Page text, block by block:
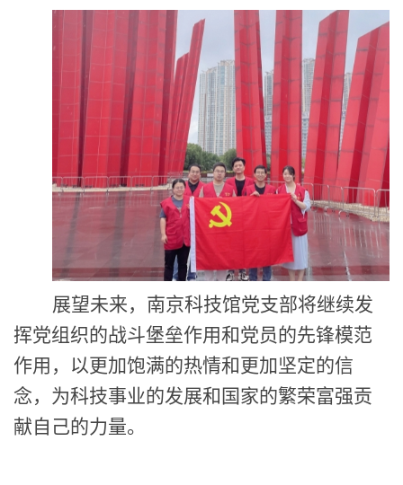
展望未来，南京科技馆党支部将继续发
挥党组织的战斗堡垒作用和党员的先锋模范
作用，以更加饱满的热情和更加坚定的信
念，为科技事业的发展和国家的繁荣富强贡
献自己的力量。